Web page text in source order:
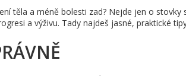
těla a méně bolesti zad? Nejde jen o
a výživu. Tady najdeš jasné, praktické